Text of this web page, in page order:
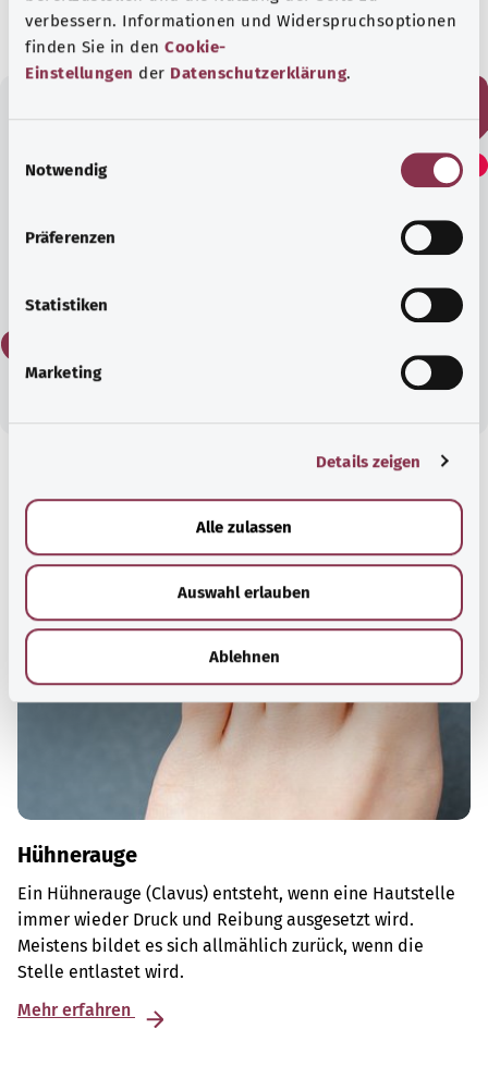
verbessern. Informationen und Widerspruchsoptionen
finden Sie in den Cookie-
Einstellungen der Datenschutzerklärung.
i
g
Notwendig
Präferenzen
Statistiken
Marketing
Details zeigen
Alle zulassen
Auswahl erlauben
Ablehnen
Fanden Sie diesen Artikel
hilfreich?
Empfohlene Artikel
Hühnerauge
Ein Hühnerauge (Clavus) entsteht, wenn eine Hautstelle
immer wieder Druck und Reibung ausgesetzt wird.
Meistens bildet es sich allmählich zurück, wenn die
Stelle entlastet wird.
Mehr erfahren